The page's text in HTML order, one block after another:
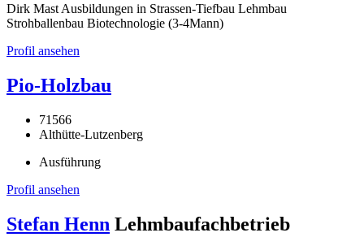
Dirk Mast Ausbildungen in Strassen-Tiefbau Lehmbau
Strohballenbau Biotechnologie (3-4Mann)
Profil ansehen
Pio-Holzbau
71566
Althütte-Lutzenberg
Ausführung
Profil ansehen
Stefan Henn Lehmbaufachbetrieb